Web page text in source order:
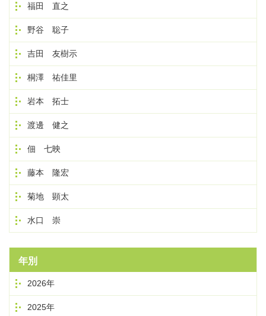
福田 直之
野谷 聡子
吉田 友樹示
桐澤 祐佳里
岩本 拓士
渡邊 健之
佃 七映
藤本 隆宏
菊地 顕太
水口 崇
年別
2026年
2025年